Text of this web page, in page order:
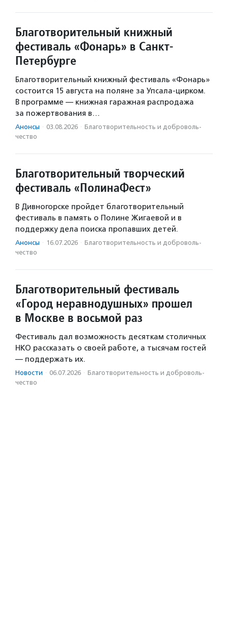
Благотворительный книжный
фестиваль «Фонарь» в Санкт-
Петербурге
Благотворительный книжный фестиваль «Фонарь»
состоится 15 августа на поляне за Упсала-цирком.
В программе — книжная гаражная распродажа
за пожертвования в…
Анонсы · 03.08.2026 · Благотвори­тель­ность и доброволь­
чест­во
Благотворительный творческий
фестиваль «ПолинаФест»
В Дивногорске пройдет благотворительный
фестиваль в память о Полине Жигаевой и в
поддержку дела поиска пропавших детей.
Анонсы · 16.07.2026 · Благотвори­тель­ность и доброволь­
чест­во
Благотворительный фестиваль
«Город неравнодушных» прошел
в Москве в восьмой раз
Фестиваль дал возможность десяткам столичных
НКО рассказать о своей работе, а тысячам гостей
— поддержать их.
Новости · 06.07.2026 · Благотвори­тель­ность и доброволь­
чест­во